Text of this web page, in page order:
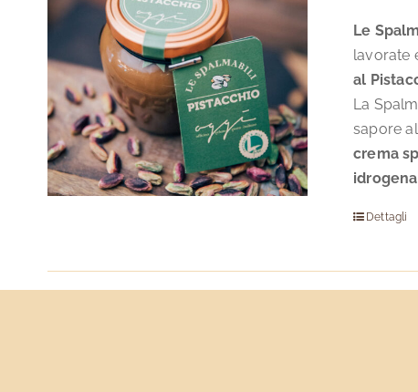
Le
lavorate
al
La
sapore
crema
Dettagli